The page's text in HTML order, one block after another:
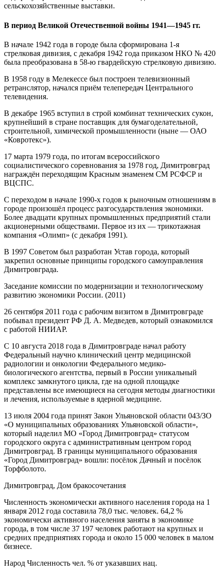
сельскохозяйственные выставки.
В период Великой Отечественной войны 1941—1945 гг.
В начале 1942 года в городе была сформирована 1-я
стрелковая дивизия, с декабря 1942 года приказом НКО № 420
была преобразована в 58-ю гвардейскую стрелковую дивизию.
В 1958 году в Мелекессе был построен телевизионный
ретранслятор, начался приём телепередач Центрального
телевидения.
В декабре 1965 вступил в строй комбинат технических сукон,
крупнейший в стране поставщик для бумагоделательной,
строительной, химической промышленности (ныне — ОАО
«Ковротекс»).
17 марта 1979 года, по итогам всероссийского
социалистического соревнования за 1978 год, Димитровград
награждён переходящим Красным знаменем СМ РСФСР и
ВЦСПС.
С переходом в начале 1990-х годов к рыночным отношениям в
городе произошёл процесс разгосударствления экономики.
Более двадцати крупных промышленных предприятий стали
акционерными обществами. Первое из их — трикотажная
компания «Олимп» (с декабря 1991).
В 1997 Советом был разработан Устав города, который
закрепил основные принципы городского самоуправления
Димитровграда.
Заседание комиссии по модернизации и технологическому
развитию экономики России. (2011)
26 сентября 2011 года с рабочим визитом в Димитровграде
побывал президент РФ Д. А. Медведев, который ознакомился
с работой НИИАР.
С 10 августа 2018 года в Димитровграде начал работу
Федеральный научно клинический центр медицинской
радиологии и онкологии Федерального медико-
биологического агентства, первый в России уникальный
комплекс замкнутого цикла, где на одной площадке
представлены все имеющиеся на сегодня методы диагностики
и лечения, используемые в ядерной медицине.
13 июля 2004 года принят Закон Ульяновской области 043/ЗО
«О муниципальных образованиях Ульяновской области»,
который наделил МО «Город Димитровград» статусом
городского округа с административным центром город
Димитровград. В границы муниципального образования
«Город Димитровград» вошли: посёлок Дачный и посёлок
Торфболото.
Димитровград, Дом бракосочетания
Численность экономически активного населения города на 1
января 2012 года составила 78,0 тыс. человек. 64,2 %
экономически активного населения заняты в экономике
города, в том числе 37 197 человек работают на крупных и
средних предприятиях города и около 15 000 человек в малом
бизнесе.
Народ Численность чел. % от указавших нац.